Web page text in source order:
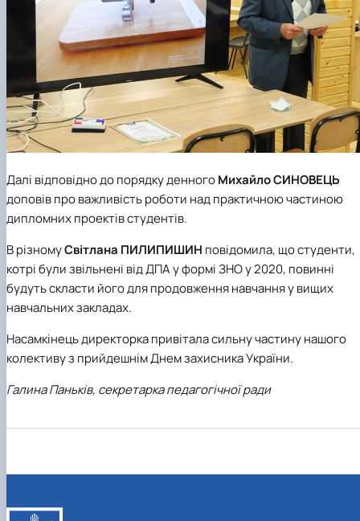
Далі відповідно до порядку денногоМихайло СИНОВЕЦЬ
доповів про важливість роботи над практичною частиною
дипломних проектів студентів.
В різномуСвітлана ПИЛИПИШИН повідомила, що студенти,
котрі були звільнені від ДПА у формі ЗНО у 2020, повинні
будуть скласти його для продовження навчання у вищих
навчальних закладах.
Насамкінець директорка привітала сильну частину нашого
колективу з прийдешнім Днем захисника України.
Галина Паньків, секретарка педагогічної ради